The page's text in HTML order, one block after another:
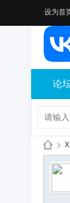
设为首
论
X
乐
›